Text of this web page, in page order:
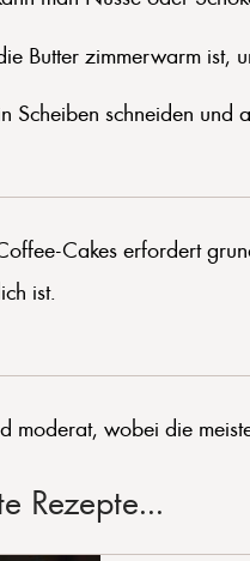
Butter zimmerwarm ist,
Scheiben schneiden
Cakes erfordert
ist.
moderat, wobei die
Rezepte...